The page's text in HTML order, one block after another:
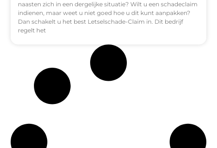
naasten zich in een dergelijke situatie? Wilt u een schadeclaim
indienen, maar weet u niet goed hoe u dit kunt aanpakken?
Dan schakelt u het best Letselschade-Claim in. Dit bedrijf
regelt het